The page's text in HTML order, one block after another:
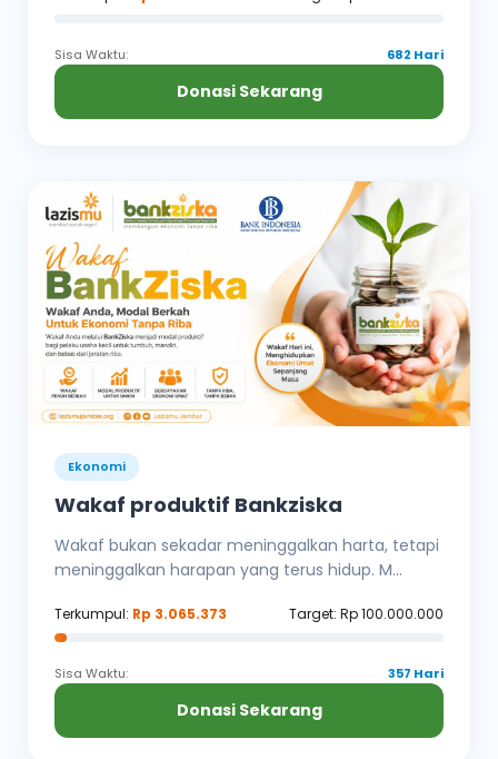
Sisa Waktu: 682 Hari
Donasi Sekarang
Ekonomi
Wakaf produktif Bankziska
Wakaf bukan sekadar meninggalkan harta, tetapi
meninggalkan harapan yang terus hidup. M...
Terkumpul: Rp 3.065.373 Target: Rp 100.000.000
Sisa Waktu: 357 Hari
Donasi Sekarang